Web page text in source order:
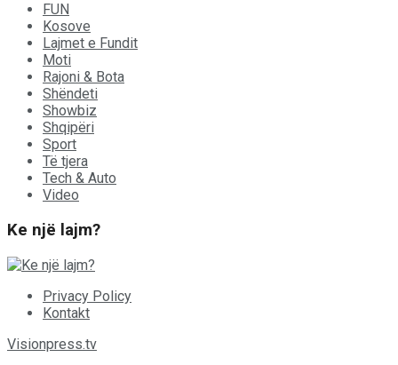
FUN
Kosove
Lajmet e Fundit
Moti
Rajoni & Bota
Shëndeti
Showbiz
Shqipëri
Sport
Të tjera
Tech & Auto
Video
Ke një lajm?
Privacy Policy
Kontakt
Visionpress.tv